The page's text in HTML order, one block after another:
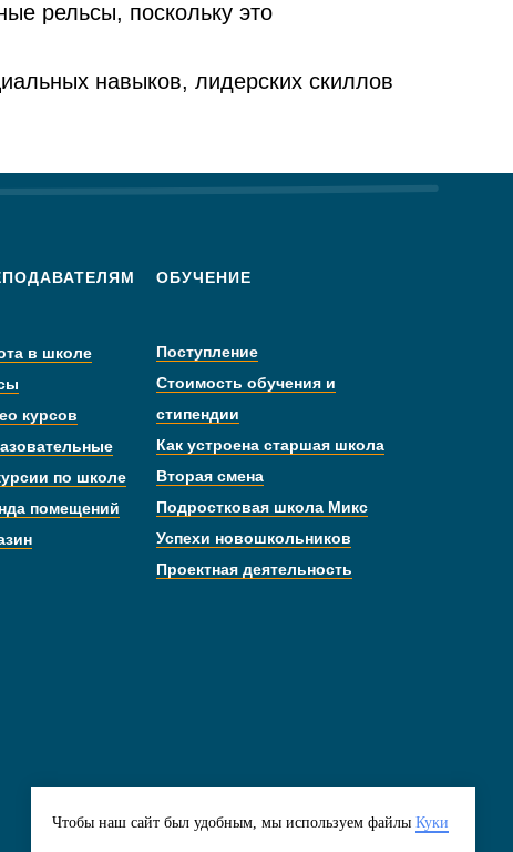
рельсы, поскольку это
навыков, лидерских скиллов
ОБУЧЕНИЕ
Подписка
на новости
в школе
курсов
по школе
помещений
Поступление
Стоимость обучения и
стипендии
Как устроена старшая школа
Вторая смена
Подростковая школа Микс
Успехи новошкольников
Проектная деятельность
Чтобы наш сайт был удобным, мы используем файлы Куки